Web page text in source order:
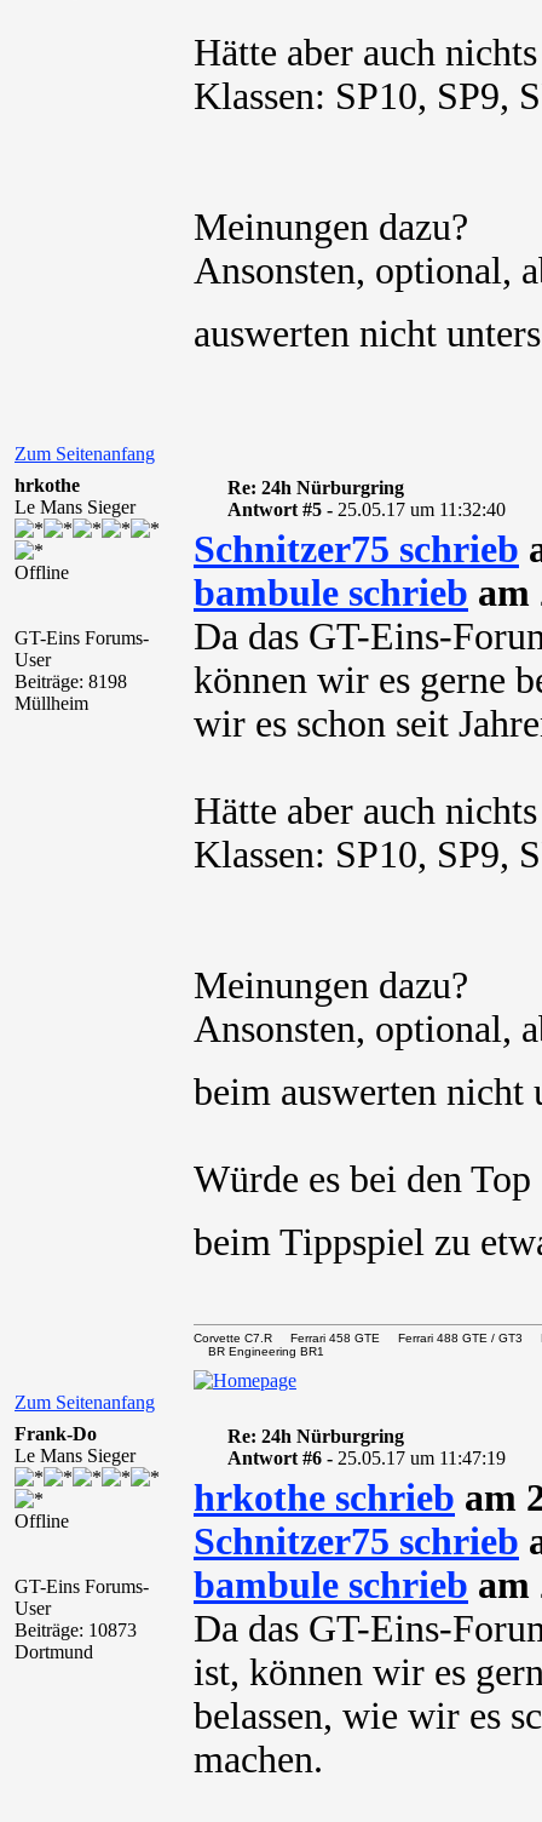
Hätte aber auch
Klassen: SP10, SP9,
Meinungen dazu?
Ansonsten, optional,
auswerten nicht
Zum Seitenanfang
hrkothe
Le Mans Sieger
Offline
GT-Eins Forums-
User
Beiträge: 8198
Müllheim
Re: 24h Nürburgring
Antwort #5 - 25.05.17 um 11:32:40
Schnitzer75 schrieb
bambule schrieb am
Da das GT-Eins-
können wir es gerne
wir es schon seit
Hätte aber auch
Klassen: SP10, SP9,
Meinungen dazu?
Ansonsten, optional,
beim auswerten
Würde es bei den
beim Tippspiel zu
Zum Seitenanfang
Corvette C7.R Ferrari 458 GTE Ferrari 488 GTE /
BR Engineering BR1
Frank-Do
Le Mans Sieger
Offline
GT-Eins Forums-
User
Beiträge: 10873
Dortmund
Re: 24h Nürburgring
Antwort #6 - 25.05.17 um 11:47:19
hrkothe schrieb am
Schnitzer75 schrieb
bambule schrieb am
Da das GT-Eins-
ist, können wir es
belassen, wie wir es
machen.